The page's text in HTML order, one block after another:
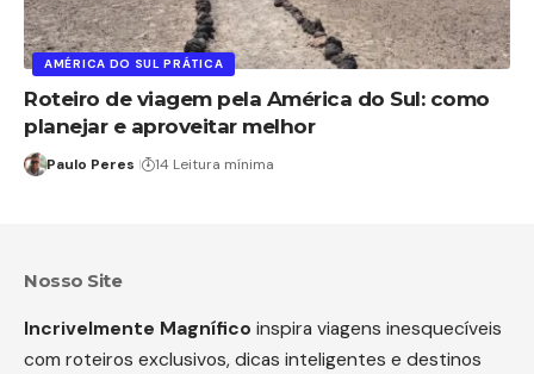
AMÉRICA DO SUL PRÁTICA
Roteiro de viagem pela América do Sul: como
planejar e aproveitar melhor
Paulo Peres 14 Leitura mínima
Nosso Site
Incrivelmente Magnífico inspira viagens inesquecíveis
com roteiros exclusivos, dicas inteligentes e destinos